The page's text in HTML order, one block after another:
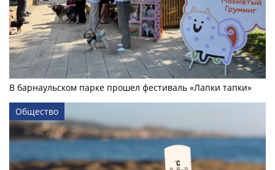
В барнаульском парке прошел фестиваль «Лапки тапки»
Общество